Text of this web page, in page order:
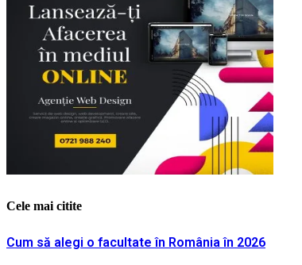
Cele mai citite
Cum să alegi o facultate în România în 2026